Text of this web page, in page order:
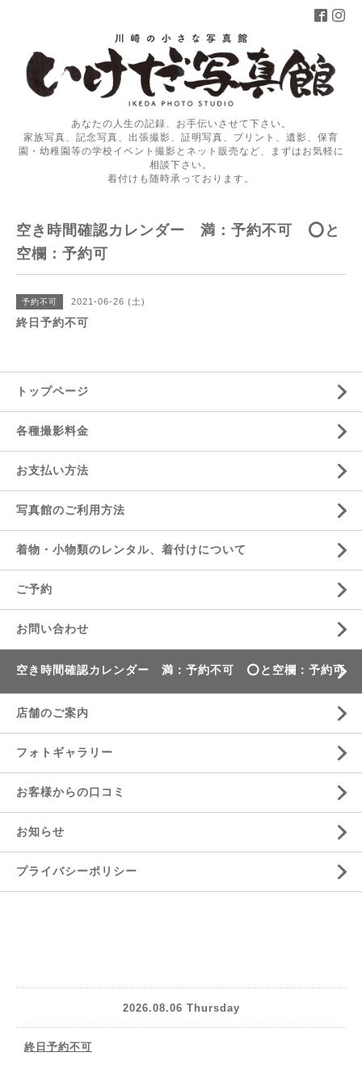
あなたの人生の記録、お手伝いさせて下さい。
家族写真、記念写真、出張撮影、証明写真、プリント、遺影、保育
園・幼稚園等の学校イベント撮影とネット販売など、まずはお気軽に
相談下さい。
着付けも随時承っております。
空き時間確認カレンダー 満：予約不可 ⭕️と
空欄：予約可
予約不可 2021-06-26 (土)
終日予約不可
トップページ
各種撮影料金
お支払い方法
写真館のご利用方法
着物・小物類のレンタル、着付けについて
ご予約
お問い合わせ
空き時間確認カレンダー 満：予約不可 ⭕️と空欄：予約可
店舗のご案内
フォトギャラリー
お客様からの口コミ
お知らせ
プライバシーポリシー
2026.08.06 Thursday
終日予約不可